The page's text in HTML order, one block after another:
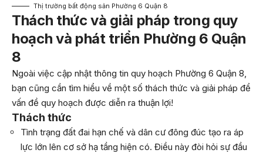
Thị trường bất động sản Phường 6 Quận 8
Thách thức và giải pháp trong quy
hoạch và phát triển Phường 6 Quận
8
Ngoài việc cập nhật thông tin quy hoạch Phường 6 Quận 8,
bạn cũng cần tìm hiểu về một số thách thức và giải pháp để
vấn đề quy hoạch được diễn ra thuận lợi!
Thách thức
Tình trạng đất đai hạn chế và dân cư đông đúc tạo ra áp
lực lớn lên cơ sở hạ tầng hiện có. Điều này đòi hỏi sự đầu